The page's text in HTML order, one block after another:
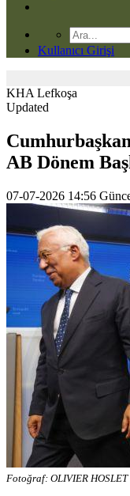
Kullanıcı Girişi
KHA Lefkoşa
Updated
AB Dönem
07-07-2026 14:56
Fotoğraf: OLIVIER HOSLET